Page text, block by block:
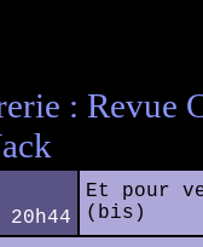
: Revue
Et pour
(bis)